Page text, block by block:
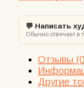
💬 Написать
Обычно отвечает в
Отзывы
Другие